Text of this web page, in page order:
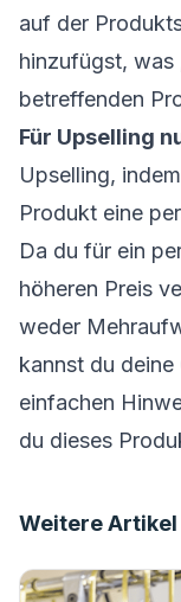
auf der
hinzufügst, was
betreffenden
Für Upselling
Upselling,
Produkt eine
Da du für ein
höheren Preis
weder
kannst du deine
einfachen
du dieses
Weitere Artikel